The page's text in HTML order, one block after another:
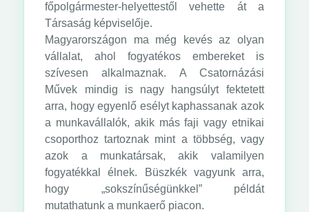
főpolgármester-helyettestől vehette át a
Társaság képviselője.
Magyarországon ma még kevés az olyan
vállalat, ahol fogyatékos embereket is
szívesen alkalmaznak. A Csatornázási
Művek mindig is nagy hangsúlyt fektetett
arra, hogy egyenlő esélyt kaphassanak azok
a munkavállalók, akik más faji vagy etnikai
csoporthoz tartoznak mint a többség, vagy
azok a munkatársak, akik valamilyen
fogyatékkal élnek. Büszkék vagyunk arra,
hogy „sokszínűségünkkel” példát
mutathatunk a munkaerő piacon.